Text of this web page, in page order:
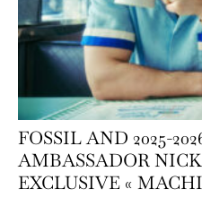
FOSSIL AND 2025-
AMBASSADOR
EXCLUSIVE «